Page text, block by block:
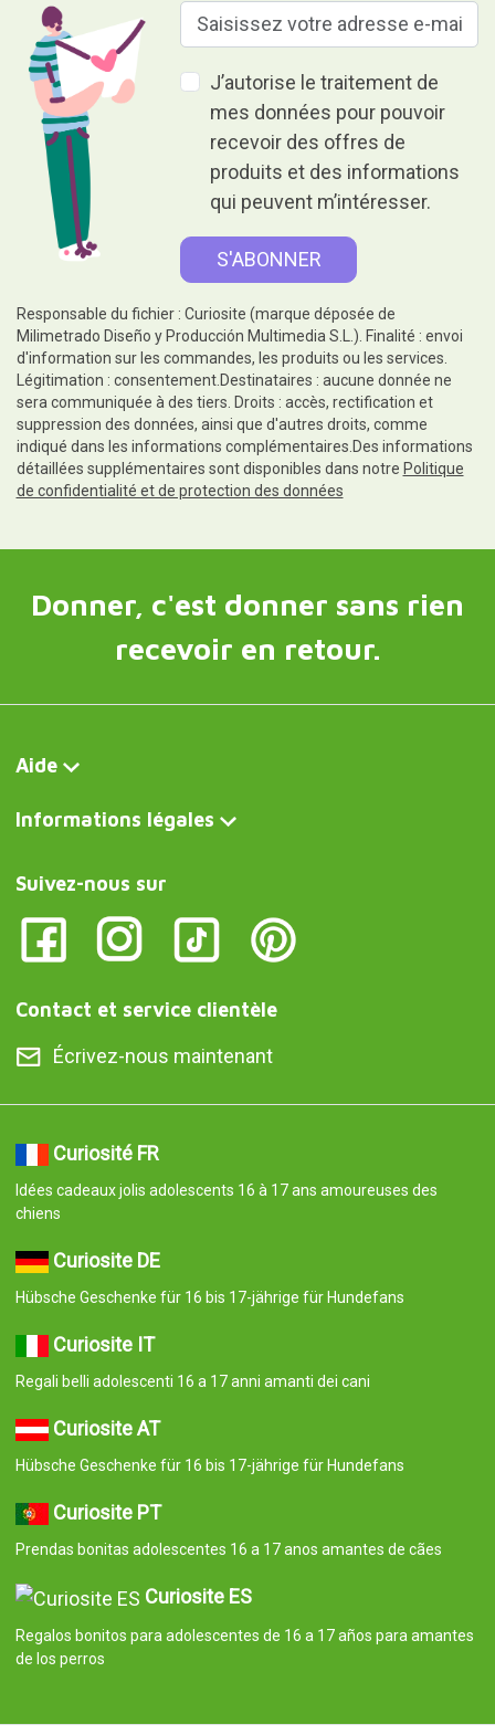
J’autorise le traitement de
mes données pour pouvoir
recevoir des offres de
produits et des informations
qui peuvent m’intéresser.
Responsable du fichier : Curiosite (marque déposée de
Milimetrado Diseño y Producción Multimedia S.L.). Finalité : envoi
d'information sur les commandes, les produits ou les services.
Légitimation : consentement.Destinataires : aucune donnée ne
sera communiquée à des tiers. Droits : accès, rectification et
suppression des données, ainsi que d'autres droits, comme
indiqué dans les informations complémentaires.Des informations
détaillées supplémentaires sont disponibles dans notre Politique
de confidentialité et de protection des données
Donner, c'est donner sans rien
recevoir en retour.
Aide
Informations légales
Suivez-nous sur
Contact et service clientèle
Écrivez-nous maintenant
Curiosité FR
Idées cadeaux jolis adolescents 16 à 17 ans amoureuses des
chiens
Curiosite DE
Hübsche Geschenke für 16 bis 17-jährige für Hundefans
Curiosite IT
Regali belli adolescenti 16 a 17 anni amanti dei cani
Curiosite AT
Hübsche Geschenke für 16 bis 17-jährige für Hundefans
Curiosite PT
Prendas bonitas adolescentes 16 a 17 anos amantes de cães
Curiosite ES
Regalos bonitos para adolescentes de 16 a 17 años para amantes
de los perros